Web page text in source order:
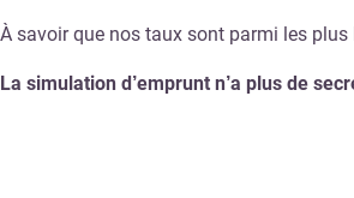
À savoir que nos taux sont parmi les
La simulation d’emprunt n’a plus de